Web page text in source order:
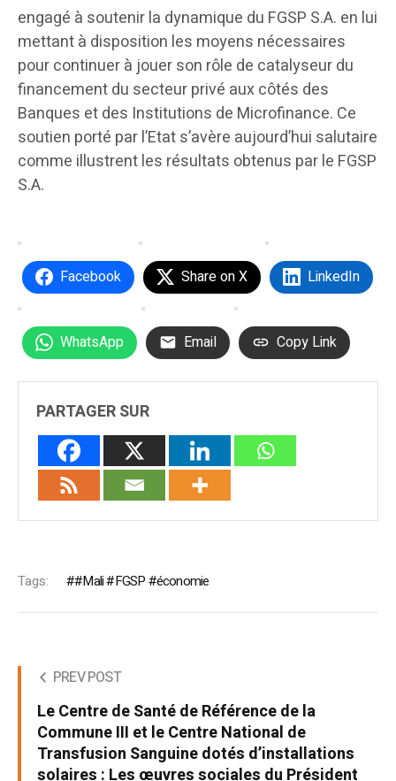
engagé à soutenir la dynamique du FGSP S.A. en lui
mettant à disposition les moyens nécessaires
pour continuer à jouer son rôle de catalyseur du
financement du secteur privé aux côtés des
Banques et des Institutions de Microfinance. Ce
soutien porté par l’Etat s’avère aujourd’hui salutaire
comme illustrent les résultats obtenus par le FGSP
S.A.
Facebook Share on X LinkedIn
WhatsApp Email Copy Link
PARTAGER SUR
Tags: #Mali #FGSP #économie
PREV POST
Le Centre de Santé de Référence de la
Commune III et le Centre National de
Transfusion Sanguine dotés d’installations
solaires : Les œuvres sociales du Président